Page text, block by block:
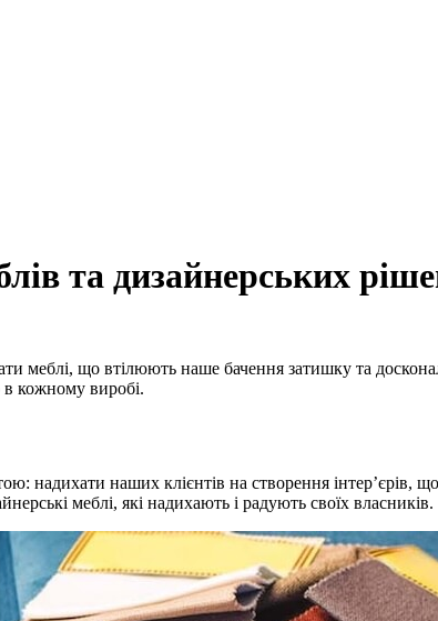
та дизайнерських
меблі, що втілюють наше бачення затишку та
в кожному виробі.
надихати наших клієнтів на створення інтер’єрів,
меблі, які надихають і радують своїх власників.